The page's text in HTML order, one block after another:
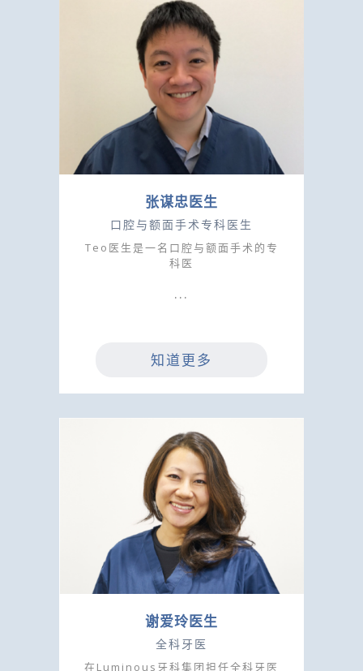
张谋忠医生
口腔与额面手术专科医生
Teo医生是一名口腔与额面手术的专
科医
知道更多
谢爱玲医生
全科牙医
在Luminous牙科集团担任全科牙医